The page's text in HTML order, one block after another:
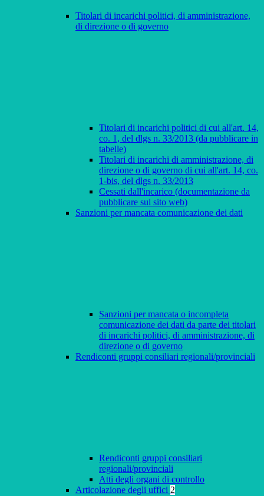
Titolari di incarichi politici, di amministrazione,
di direzione o di governo
Titolari di incarichi politici di cui all'art. 14,
co. 1, del dlgs n. 33/2013 (da pubblicare in
tabelle)
Titolari di incarichi di amministrazione, di
direzione o di governo di cui all'art. 14, co.
1-bis, del dlgs n. 33/2013
Cessati dall'incarico (documentazione da
pubblicare sul sito web)
Sanzioni per mancata comunicazione dei dati
Sanzioni per mancata o incompleta
comunicazione dei dati da parte dei titolari
di incarichi politici, di amministrazione, di
direzione o di governo
Rendiconti gruppi consiliari regionali/provinciali
Rendiconti gruppi consiliari
regionali/provinciali
Atti degli organi di controllo
Articolazione degli uffici 2